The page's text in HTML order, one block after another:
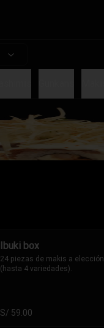
Ibuki box
24 piezas de makis a elección
(hasta 4 variedades).
S/ 59.00